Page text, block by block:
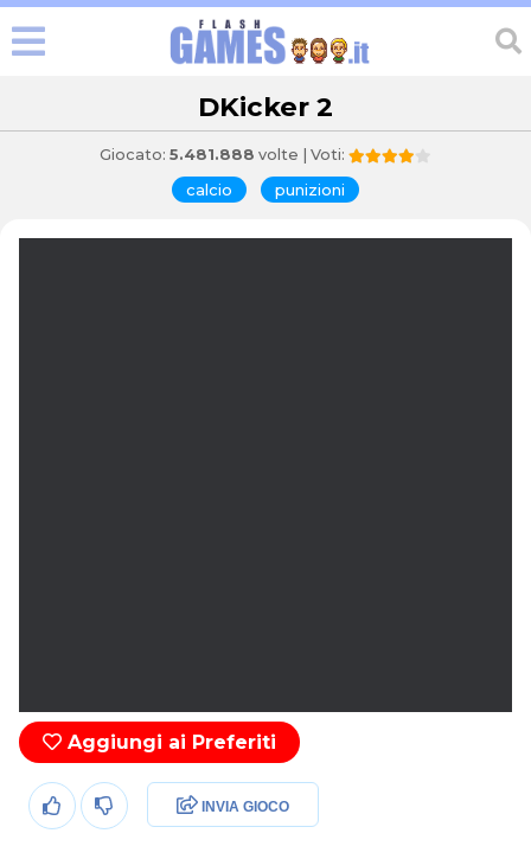
DKicker 2
Giocato: 5.481.888 volte | Voti:
calcio punizioni
Aggiungi ai Preferiti
INVIA GIOCO